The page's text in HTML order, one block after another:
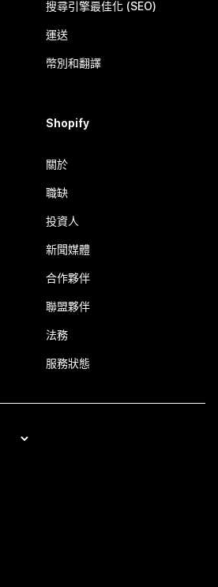
搜尋引擎最佳化 (SEO)
運送
幣別和翻譯
Shopify
關於
職缺
投資人
新聞媒體
合作夥伴
聯盟夥伴
法務
服務狀態